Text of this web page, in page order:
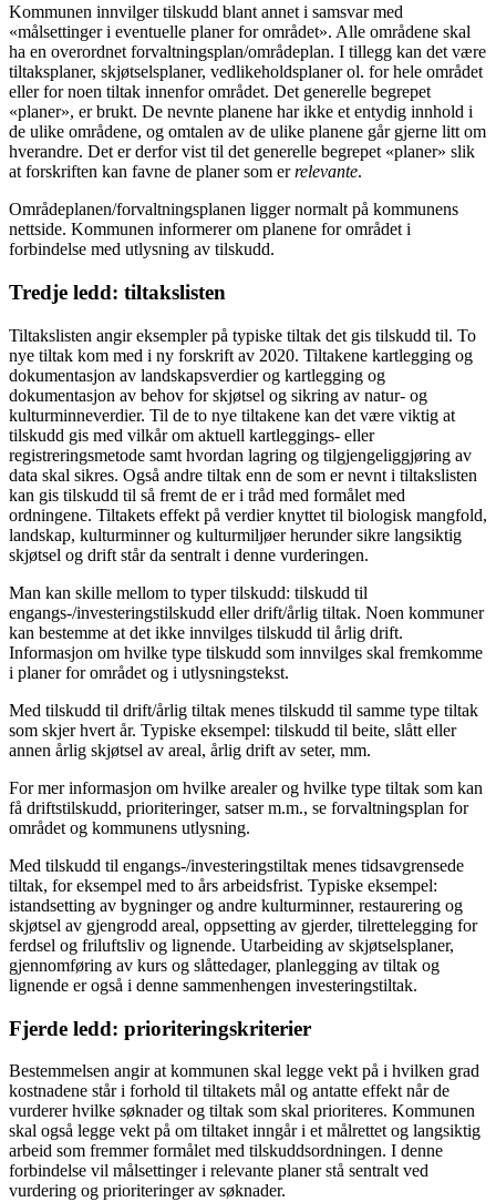
Kommunen innvilger tilskudd blant annet i samsvar med
«målsettinger i eventuelle planer for området». Alle områdene skal
ha en overordnet forvaltningsplan/områdeplan. I tillegg kan det være
tiltaksplaner, skjøtselsplaner, vedlikeholdsplaner ol. for hele området
eller for noen tiltak innenfor området. Det generelle begrepet
«planer», er brukt. De nevnte planene har ikke et entydig innhold i
de ulike områdene, og omtalen av de ulike planene går gjerne litt om
hverandre. Det er derfor vist til det generelle begrepet «planer» slik
at forskriften kan favne de planer som errelevante.
Områdeplanen/forvaltningsplanen ligger normalt på kommunens
nettside. Kommunen informerer om planene for området i
forbindelse med utlysning av tilskudd.
Tredje ledd: tiltakslisten
Tiltakslisten angir eksempler på typiske tiltak det gis tilskudd til. To
nye tiltak kom med i ny forskrift av 2020. Tiltakene kartlegging og
dokumentasjon av landskapsverdier og kartlegging og
dokumentasjon av behov for skjøtsel og sikring av natur- og
kulturminneverdier. Til de to nye tiltakene kan det være viktig at
tilskudd gis med vilkår om aktuell kartleggings- eller
registreringsmetode samt hvordan lagring og tilgjengeliggjøring av
data skal sikres. Også andre tiltak enn de som er nevnt i tiltakslisten
kan gis tilskudd til så fremt de er i tråd med formålet med
ordningene. Tiltakets effekt på verdier knyttet til biologisk mangfold,
landskap, kulturminner og kulturmiljøer herunder sikre langsiktig
skjøtsel og drift står da sentralt i denne vurderingen.
Man kan skille mellom to typer tilskudd: tilskudd til
engangs-/investeringstilskudd eller drift/årlig tiltak. Noen kommuner
kan bestemme at det ikke innvilges tilskudd til årlig drift.
Informasjon om hvilke type tilskudd som innvilges skal fremkomme
i planer for området og i utlysningstekst.
Med tilskudd til drift/årlig tiltak menes tilskudd til samme type tiltak
som skjer hvert år. Typiske eksempel: tilskudd til beite, slått eller
annen årlig skjøtsel av areal, årlig drift av seter, mm.
For mer informasjon om hvilke arealer og hvilke type tiltak som kan
få driftstilskudd, prioriteringer, satser m.m., se forvaltningsplan for
området og kommunens utlysning.
Med tilskudd til engangs-/investeringstiltak menes tidsavgrensede
tiltak, for eksempel med to års arbeidsfrist. Typiske eksempel:
istandsetting av bygninger og andre kulturminner, restaurering og
skjøtsel av gjengrodd areal, oppsetting av gjerder, tilrettelegging for
ferdsel og friluftsliv og lignende. Utarbeiding av skjøtselsplaner,
gjennomføring av kurs og slåttedager, planlegging av tiltak og
lignende er også i denne sammenhengen investeringstiltak.
Fjerde ledd: prioriteringskriterier
Bestemmelsen angir at kommunen skal legge vekt på i hvilken grad
kostnadene står i forhold til tiltakets mål og antatte effekt når de
vurderer hvilke søknader og tiltak som skal prioriteres. Kommunen
skal også legge vekt på om tiltaket inngår i et målrettet og langsiktig
arbeid som fremmer formålet med tilskuddsordningen. I denne
forbindelse vil målsettinger i relevante planer stå sentralt ved
vurdering og prioriteringer av søknader.